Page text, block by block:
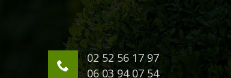
02 52 56 17 97
06 03 94 07 54